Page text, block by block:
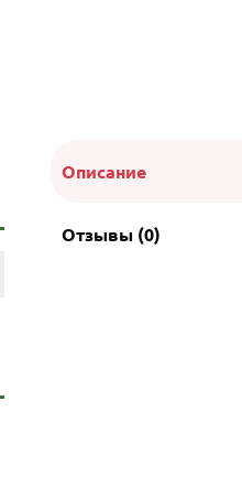
Описание
Отзывы (0)